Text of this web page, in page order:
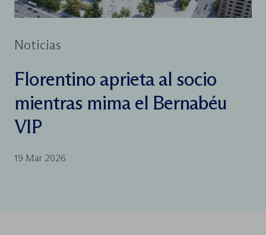
Noticias
Florentino aprieta al socio
mientras mima el Bernabéu
VIP
19 Mar 2026